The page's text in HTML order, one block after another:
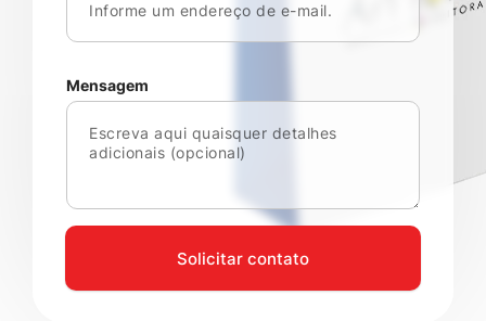
Mensagem
Solicitar contato